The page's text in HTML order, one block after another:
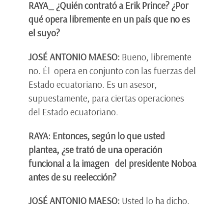
RAYA_ ¿Quién contrató a Erik Prince? ¿Por
qué opera libremente en un país que no es
el suyo?
JOSÉ ANTONIO MAESO: Bueno, libremente
no. Él opera en conjunto con las fuerzas del
Estado ecuatoriano. Es un asesor,
supuestamente, para ciertas operaciones
del Estado ecuatoriano.
RAYA: Entonces, según lo que usted
plantea, ¿se trató de una operación
funcional a la imagen del presidente Noboa
antes de su reelección?
JOSÉ ANTONIO MAESO: Usted lo ha dicho.